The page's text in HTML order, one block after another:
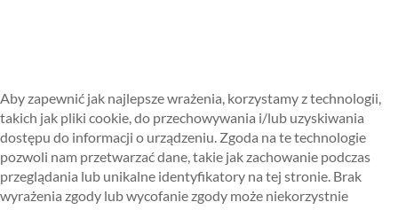
Aby zapewnić jak najlepsze wrażenia, korzystamy z technologii,
takich jak pliki cookie, do przechowywania i/lub uzyskiwania
dostępu do informacji o urządzeniu. Zgoda na te technologie
pozwoli nam przetwarzać dane, takie jak zachowanie podczas
przeglądania lub unikalne identyfikatory na tej stronie. Brak
wyrażenia zgody lub wycofanie zgody może niekorzystnie